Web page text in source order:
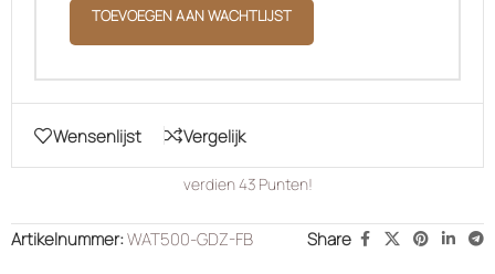
TOEVOEGEN AAN WACHTLIJST
Wensenlijst Vergelijk
verdien43Punten!
Artikelnummer:WAT500-GDZ-FB Share